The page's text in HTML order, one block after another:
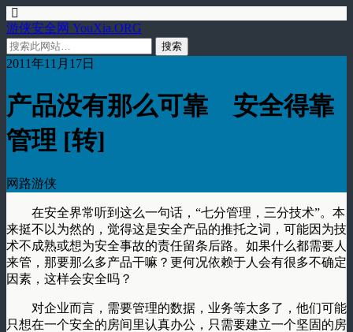
游侠安全网 YouXia.ORG
2011年11月17日
产品没有那么可靠 安全得靠
管理 [转]
网路游侠
在安全界常听到这么一句话，“七分管理，三分技术”。本
来挺不以为然的，觉得这是安全产品的推托之词，可能因为技
术不成熟或想为安全事故的责任留条后路。如果什么都需要人
来管，那要那么多产品干嘛？更何况依赖于人会有很多不确定
因素，这样会安全吗？
对企业而言，需要管理的数据，业务等太多了，他们可能
只想在一个安全的房间里认真办公，只需要建立一个坚固的房